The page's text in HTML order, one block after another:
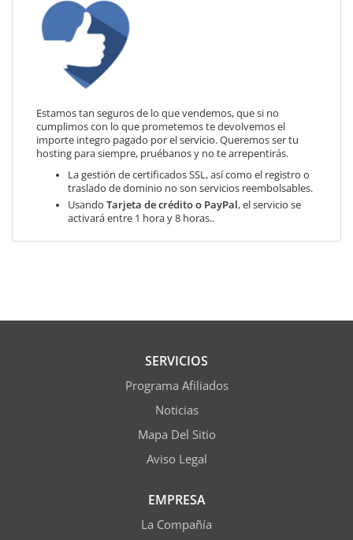
Estamos tan seguros de lo que vendemos, que si no
cumplimos con lo que prometemos te devolvemos el
importe integro pagado por el servicio. Queremos ser tu
hosting para siempre, pruébanos y no te arrepentirás.
La gestión de certificados SSL, así como el registro o
traslado de dominio no son servicios reembolsables.
Usando Tarjeta de crédito o PayPal, el servicio se
activará entre 1 hora y 8 horas..
SERVICIOS
Programa Afiliados
Noticias
Mapa Del Sitio
Aviso Legal
EMPRESA
La Compañía